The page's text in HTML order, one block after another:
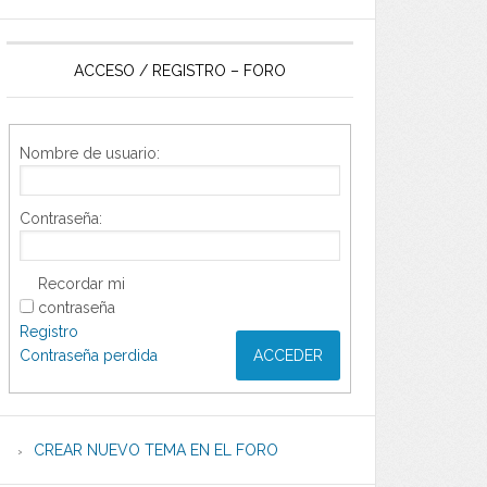
ACCESO / REGISTRO – FORO
Nombre de usuario:
Contraseña:
Recordar mi
contraseña
ACCEDER
Registro
Contraseña perdida
CREAR NUEVO TEMA EN EL FORO